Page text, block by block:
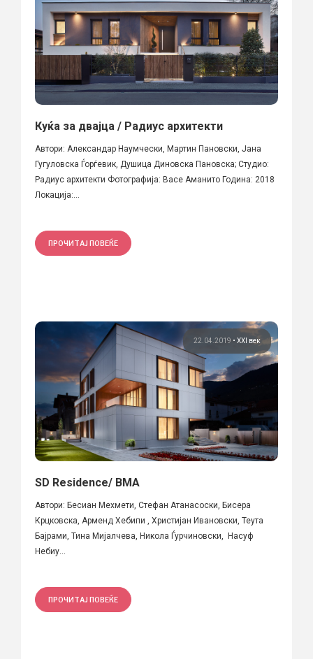
Куќа за двајца / Радиус архитекти
Автори: Александар Наумчески, Мартин Пановски, Јана
Гугуловска Ѓорѓевик, Душица Диновска Пановска; Студио:
Радиус архитекти Фотографија: Васе Аманито Година: 2018
Локација:...
ПРОЧИТАЈ ПОВЕЌЕ
22.04.2019 • XXI век
SD Residence/ BMA
Автори: Бесиан Мехмети, Стефан Атанасоски, Бисера
Крцковска, Арменд Хебипи , Христијан Ивановски, Теута
Бајрами, Тина Мијалчева, Никола Ѓурчиновски, Насуф
Небиу...
ПРОЧИТАЈ ПОВЕЌЕ